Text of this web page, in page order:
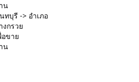
น
ทบุรี -> อำเภอ
งกรวย
อขาย
น